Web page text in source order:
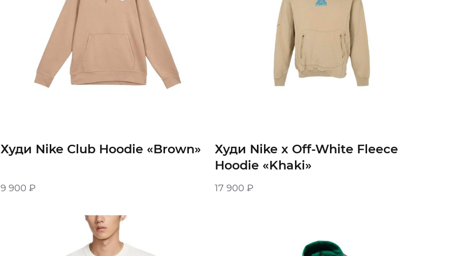
Худи Nike Club Hoodie «Brown»
9 900₽
Худи Nike x Off-White Fleece
Hoodie «Khaki»
17 900 ₽